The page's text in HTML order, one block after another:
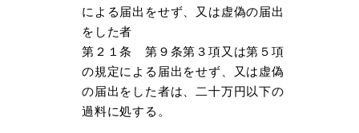
による届出をせず、又は虚偽の届出
をした者
第２１条 第９条第３項又は第５項
の規定による届出をせず、又は虚偽
の届出をした者は、二十万円以下の
過料に処する。